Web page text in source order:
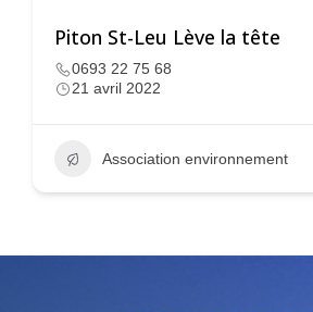
Piton St-Leu Lève la tête
0693 22 75 68
21 avril 2022
Association environnement